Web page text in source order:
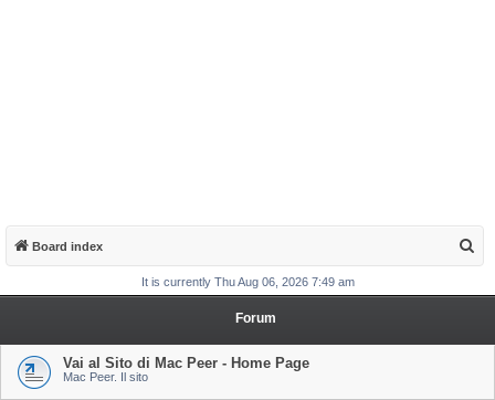
Board index
a
It is currently Thu Aug 06, 2026 7:49 am
Forum
Vai al Sito di Mac Peer - Home Page
Mac Peer. Il sito